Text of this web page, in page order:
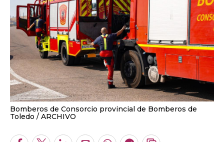
Bomberos de Consorcio provincial de Bomberos de
Toledo
ARCHIVO